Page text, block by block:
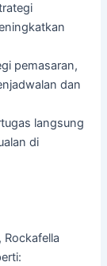
pemasaran,
dan
langsung
di
Rockafella